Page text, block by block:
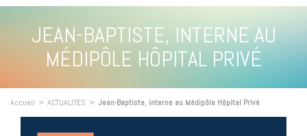
JEAN-BAPTISTE, INTERNE AU
MÉDIPÔLE HÔPITAL PRIVÉ
Accueil > ACTUALITES > Jean-Baptiste, interne au Médipôle Hôpital Privé